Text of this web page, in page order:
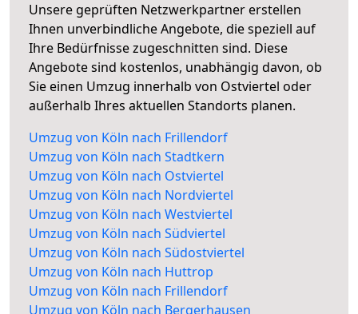
Unsere geprüften Netzwerkpartner erstellen
Ihnen unverbindliche Angebote, die speziell auf
Ihre Bedürfnisse zugeschnitten sind. Diese
Angebote sind kostenlos, unabhängig davon, ob
Sie einen Umzug innerhalb von Ostviertel oder
außerhalb Ihres aktuellen Standorts planen.
Umzug von Köln nach Frillendorf
Umzug von Köln nach Stadtkern
Umzug von Köln nach Ostviertel
Umzug von Köln nach Nordviertel
Umzug von Köln nach Westviertel
Umzug von Köln nach Südviertel
Umzug von Köln nach Südostviertel
Umzug von Köln nach Huttrop
Umzug von Köln nach Frillendorf
Umzug von Köln nach Bergerhausen